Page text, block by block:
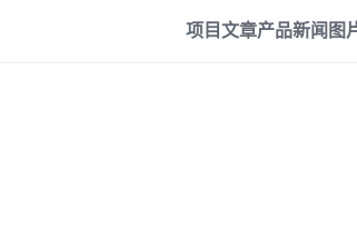
项目文章产品新闻 图